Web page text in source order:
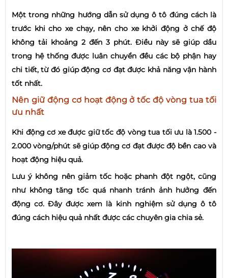
Một trong những hướng dẫn sử dụng ô tô đúng cách là
trước khi cho xe chạy, nên cho xe khởi động ở chế độ
không tải khoảng 2 đến 3 phút. Điều này sẽ giúp dầu
trong hệ thống được luân chuyển đều các bộ phận hay
chi tiết, từ đó giúp động cơ đạt được khả năng vận hành
tốt nhất.
Nên giữ động cơ hoạt động ở tốc độ vòng tua tối
ưu nhất
Khi động cơ xe được giữ tốc độ vòng tua tối ưu là 1.500 -
2.000 vòng/phút sẽ giúp động cơ đạt được độ bền cao và
hoạt động hiệu quả.
Lưu ý không nên giảm tốc hoặc phanh đột ngột, cũng
như không tăng tốc quá nhanh tránh ảnh hưởng đến
động cơ. Đây được xem là kinh nghiệm sử dụng ô tô
đúng cách hiệu quả nhất được các chuyên gia chia sẻ.